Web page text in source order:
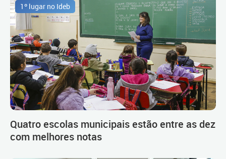
1º lugar no Ideb
Quatro escolas municipais estão entre as dez
com melhores notas